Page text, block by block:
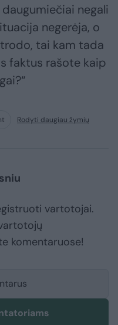
negali
negerėja, o
tai kam tada
faktus rašote kaip
Rodyti daugiau žymių
vartotojai.
komentaruose!